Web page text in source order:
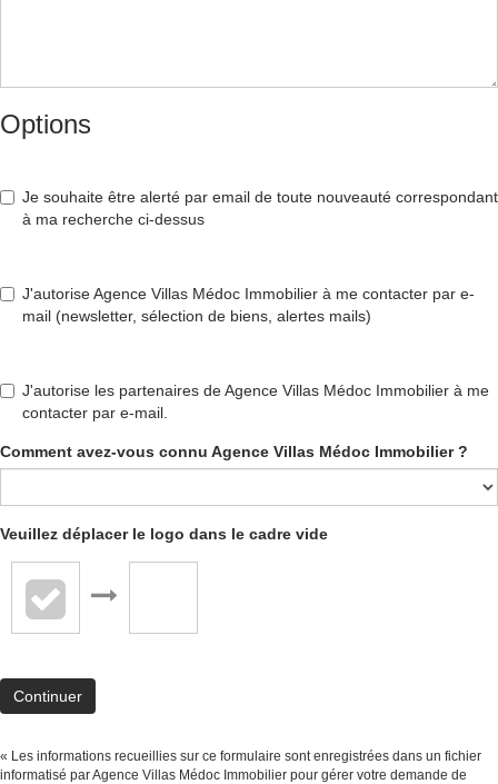
Options
Je souhaite être alerté par email de toute nouveauté correspondant
à ma recherche ci-dessus
J'autorise Agence Villas Médoc Immobilier à me contacter par e-
mail (newsletter, sélection de biens, alertes mails)
J'autorise les partenaires de Agence Villas Médoc Immobilier à me
contacter par e-mail.
Comment avez-vous connu Agence Villas Médoc Immobilier ?
Veuillez déplacer le logo dans le cadre vide
Continuer
« Les informations recueillies sur ce formulaire sont enregistrées dans un fichier
informatisé par Agence Villas Médoc Immobilier pour gérer votre demande de